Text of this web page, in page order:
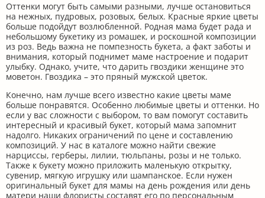
Оттенки могут быть самыми разными, лучше остановиться
на нежных, пудровых, розовых, белых. Красные яркие цветы
больше подойдут возлюбленной. Родная мама будет рада и
небольшому букетику из ромашек, и роскошной композиции
из роз. Ведь важна не помпезность букета, а факт заботы и
внимания, который поднимет маме настроение и подарит
улыбку. Однако, учите, что дарить гвоздики женщине это
моветон. Гвоздика – это пряный мужской цветок.
Конечно, нам лучше всего известно какие цветы маме
больше понравятся. Особенно любимые цветы и оттенки. Но
если у вас сложности с выбором, то вам помогут составить
интересный и красивый букет, который мама запомнит
надолго. Никаких ограничений по цене и составлению
композиций. У нас в каталоге можно найти свежие
нарциссы, герберы, лилии, тюльпаны, розы и не только.
Также к букету можно приложить маленькую открытку,
сувенир, мягкую игрушку или шампанское. Если нужен
оригинальный букет для мамы на день рождения или день
матери наши флористы составят его по персональным